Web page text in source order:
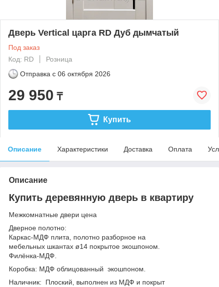
Дверь Vertical царга RD Дуб дымчатый
Под заказ
Код: RD
Розница
Отправка с 06 октября 2026
29 950 ₸
Купить
Описание Характеристики Доставка Оплата
Описание
Купить деревянную дверь в квартиру
Межкомнатные двери цена
Дверное полотно:
Каркас-МДФ плита, полотно разборное на
мебельных шкантах ø14 покрытое экошпоном.
Филёнка-МДФ.
Коробка: МДФ облицованный экошпоном.
Наличник: Плоский, выполнен из МДФ и покрыт